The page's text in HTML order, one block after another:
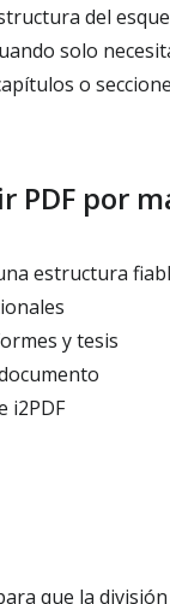
del
solo
o
PDF por
estructura
y tesis
i2PDF
que la